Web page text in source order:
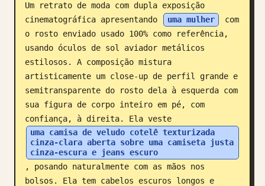
Blog
Atualizações
Um retrato de moda com dupla exposição
cinematográfica apresentando
uma mulher
com
o rosto enviado usado 100% como referência,
usando óculos de sol aviador metálicos
estilosos. A composição mistura
artisticamente um close-up de perfil grande e
semitransparente do rosto dela à esquerda com
sua figura de corpo inteiro em pé, com
confiança, à direita. Ela veste
uma camisa de veludo cotelê texturizada
cinza-clara aberta sobre uma camiseta justa
cinza-escura e jeans escuro
, posando naturalmente com as mãos nos
bolsos. Ela tem cabelos escuros longos e